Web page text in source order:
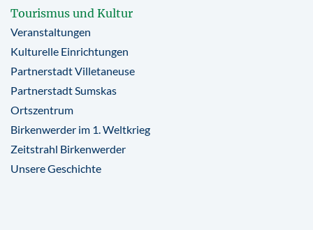
Tourismus und Kultur
Veranstaltungen
Kulturelle Einrichtungen
Partnerstadt Villetaneuse
Partnerstadt Sumskas
Ortszentrum
Birkenwerder im 1. Weltkrieg
Zeitstrahl Birkenwerder
Unsere Geschichte